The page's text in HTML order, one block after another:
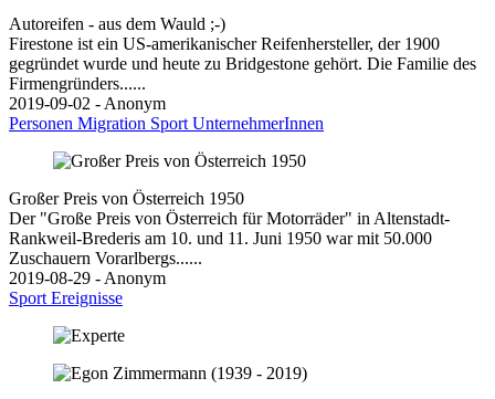
Autoreifen - aus dem Wauld ;-)
Firestone ist ein US-amerikanischer Reifenhersteller, der 1900
gegründet wurde und heute zu Bridgestone gehört. Die Familie des
Firmengründers......
2019-09-02 - Anonym
Personen Migration Sport UnternehmerInnen
Großer Preis von Österreich 1950
Der "Große Preis von Österreich für Motorräder" in Altenstadt-
Rankweil-Brederis am 10. und 11. Juni 1950 war mit 50.000
Zuschauern Vorarlbergs......
2019-08-29 - Anonym
Sport Ereignisse